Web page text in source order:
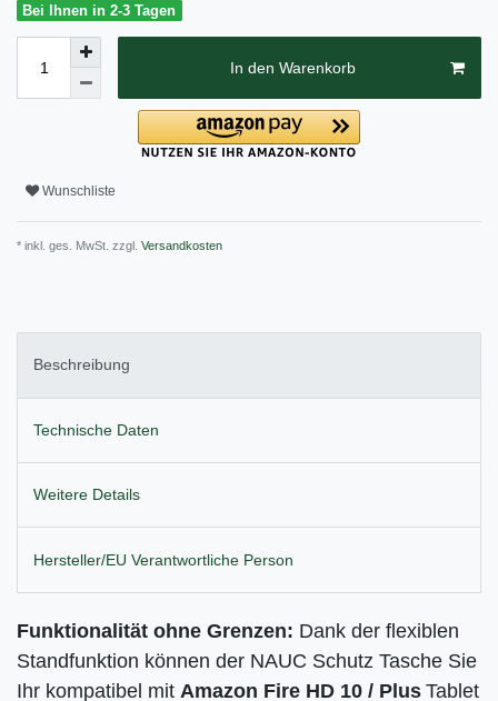
Bei Ihnen in 2-3 Tagen
In den Warenkorb
Wunschliste
* inkl. ges. MwSt. zzgl. Versandkosten
Beschreibung
Technische Daten
Weitere Details
Hersteller/EU Verantwortliche Person
Funktionalität ohne Grenzen: Dank der flexiblen
Standfunktion können der NAUC Schutz Tasche Sie
Ihr kompatibel mit Amazon Fire HD 10 / Plus Tablet